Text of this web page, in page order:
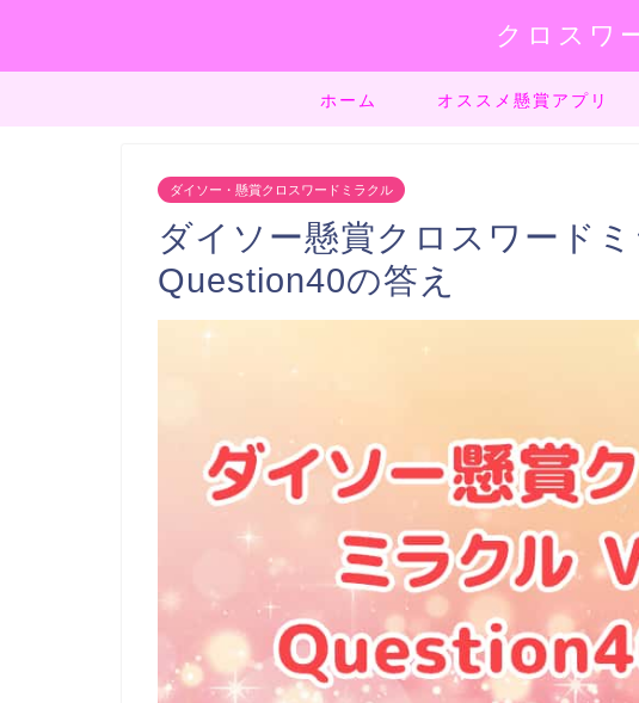
クロスワ
ホーム オススメ懸賞アプリ
ダイソー・懸賞クロスワードミラクル
ダイソー懸賞クロスワード
Question40の答え